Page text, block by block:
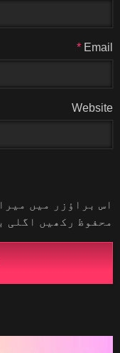
Email
*
Website
اس براؤزر میں
محفوظ رکھیں اگلی